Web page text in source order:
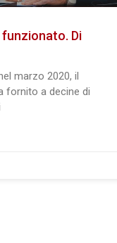
Di
marzo 2020, il
fornito a decine di